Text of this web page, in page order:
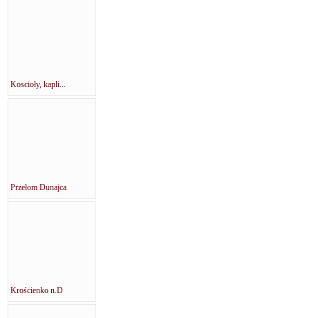
Koscioły, kapli...
Przełom Dunajca
Krościenko n.D